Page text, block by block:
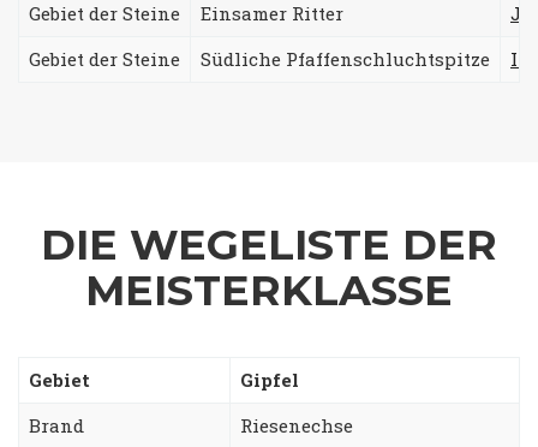
Gebiet der Steine
Einsamer Ritter
Gebiet der Steine
Südliche Pfaffenschluchtspitze
DIE WEGELISTE DER
MEISTERKLASSE
Gebiet
Gipfel
Brand
Riesenechse